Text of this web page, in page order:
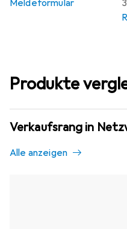
Meldeformular
Produkte
Verkaufsrang in
Alle anzeigen